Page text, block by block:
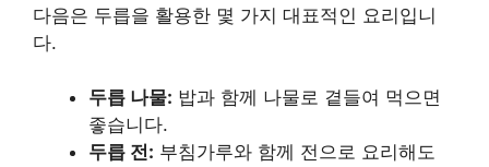
다음은 두릅을 활용한 몇 가지 대표적인 요리입니
다.
두릅 나물: 밥과 함께 나물로 곁들여 먹으면
좋습니다.
두릅 전: 부침가루와 함께 전으로 요리해도